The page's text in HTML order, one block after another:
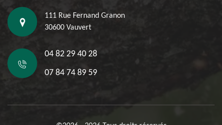
111 Rue Fernand Granon
30600 Vauvert
04 82 29 40 28
07 84 74 89 59